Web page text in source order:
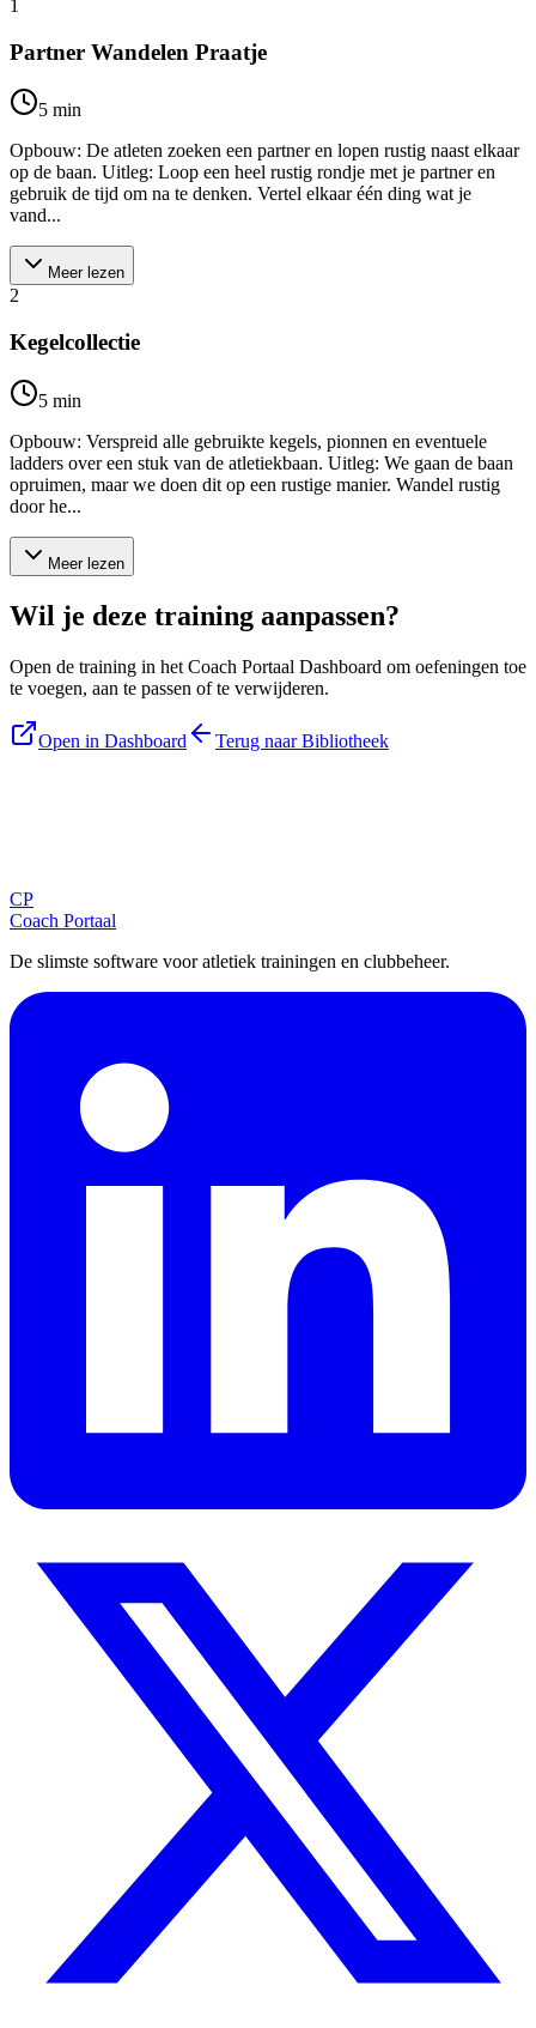
1
Partner Wandelen Praatje
5 min
Opbouw: De atleten zoeken een partner en lopen rustig naast elkaar
op de baan. Uitleg: Loop een heel rustig rondje met je partner en
gebruik de tijd om na te denken. Vertel elkaar één ding wat je
vand...
Meer lezen
2
Kegelcollectie
5 min
Opbouw: Verspreid alle gebruikte kegels, pionnen en eventuele
ladders over een stuk van de atletiekbaan. Uitleg: We gaan de baan
opruimen, maar we doen dit op een rustige manier. Wandel rustig
door he...
Meer lezen
Wil je deze training aanpassen?
Open de training in het Coach Portaal Dashboard om oefeningen toe
te voegen, aan te passen of te verwijderen.
Open in Dashboard Terug naar Bibliotheek
CP
Coach Portaal
De slimste software voor atletiek trainingen en clubbeheer.